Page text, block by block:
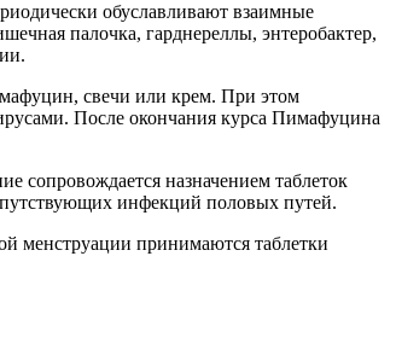
обуславливают взаимные
палочка, гарднереллы, энтеробактер,
свечи или крем. При этом
После окончания курса Пимафуцина
сопровождается назначением таблеток
инфекций половых путей.
менструации принимаются таблетки